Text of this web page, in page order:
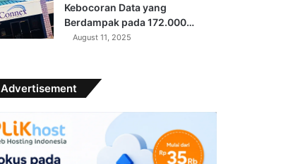
Kebocoran Data yang
Berdampak pada 172.000…
August 11, 2025
Advertisement